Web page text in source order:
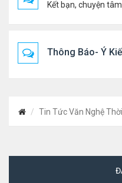
Thông Báo- Ý
Tin Tức Văn Nghệ